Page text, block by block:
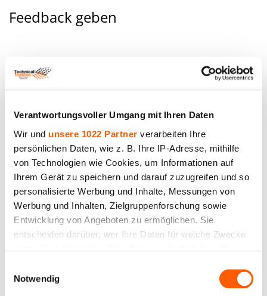
Verantwortungsvoller Umgang mit Ihren Daten
Wir und unsere 1022 Partner verarbeiten Ihre
persönlichen Daten, wie z. B. Ihre IP-Adresse, mithilfe
von Technologien wie Cookies, um Informationen auf
Ihrem Gerät zu speichern und darauf zuzugreifen und so
personalisierte Werbung und Inhalte, Messungen von
Werbung und Inhalten, Zielgruppenforschung sowie
Entwicklung von Angeboten zu ermöglichen. Sie
entscheiden darüber, wer Ihre Daten für welche Zwecke
Trigger Symbol ändern oder widerrufen
Notwendig
Feedback geben
Ihr Feedback
Feedback geben
andere Größen